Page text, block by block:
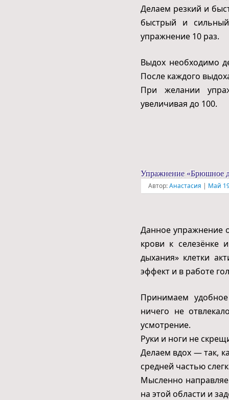
Делаем резкий и
быстрый и
упражнение 10 раз.
Выдох необходимо
После каждого
При желании
увеличивая до 100.
Упражнение «Брюшное
Автор:Анастасия | Май
Данное упражнение
крови к селезёнке
дыхания» клетки
эффект и в работе
Принимаем
ничего не
усмотрение.
Руки и ноги не
Делаем вдох — так,
средней частью
Мысленно
на этой области и